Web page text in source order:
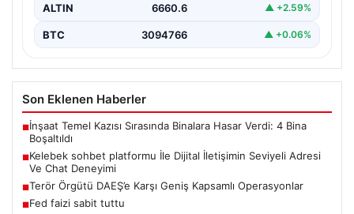
ALTIN 6660.6 ▲ +2.59%
BTC 3094766 ▲ +0.06%
Son Eklenen Haberler
■İnşaat Temel Kazısı Sırasında Binalara Hasar Verdi: 4 Bina
Boşaltıldı
■Kelebek sohbet platformu İle Dijital İletişimin Seviyeli Adresi
Ve Chat Deneyimi
■Terör Örgütü DAEŞ’e Karşı Geniş Kapsamlı Operasyonlar
■Fed faizi sabit tuttu